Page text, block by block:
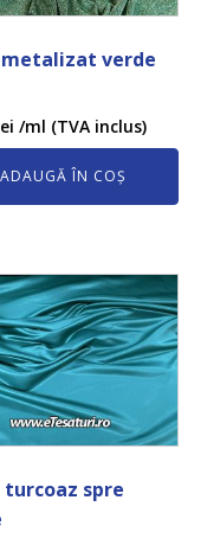
verde
/ml (TVA inclus)
ADAUGĂ ÎN COȘ
spre